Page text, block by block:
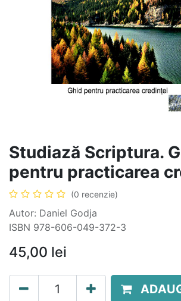
Studiază Scriptura.
pentru practicarea
(0 recenzie)
Autor: Daniel Godja
ISBN 978-606-049-372-3
45,00 lei